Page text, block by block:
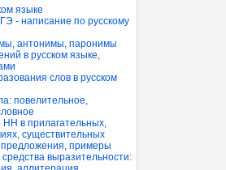
языке
- написание по русскому
антонимы, паронимы
в русском языке,
слов в русском
повелительное,
в прилагательных,
существительных
примеры
выразительности: